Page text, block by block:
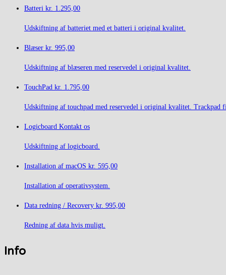
Batteri kr. 1.295,00
Udskiftning af batteriet med et batteri i original kvalitet.
Blæser kr. 995,00
Udskiftning af blæseren med reservedel i original kvalitet.
TouchPad kr. 1.795,00
Udskiftning af touchpad med reservedel i original kvalitet. Trackpad
Logicboard Kontakt os
Udskiftning af logicboard.
Installation af macOS kr. 595,00
Installation af operativsystem.
Data redning / Recovery kr. 995,00
Redning af data hvis muligt.
Info